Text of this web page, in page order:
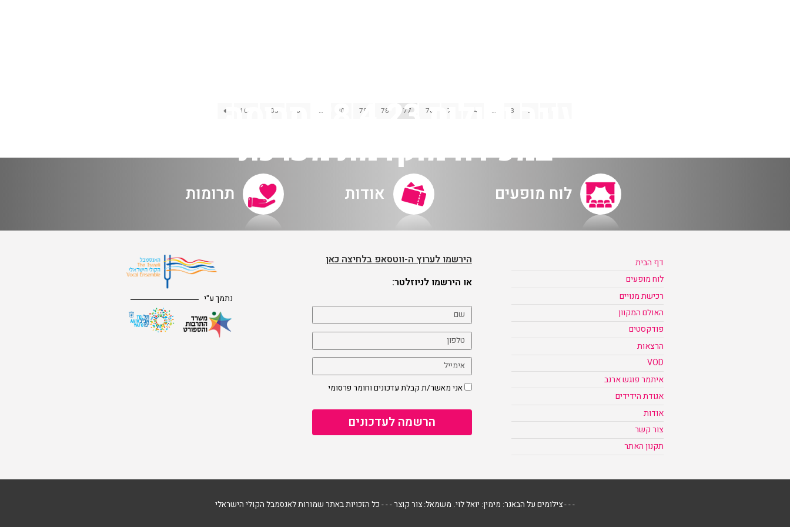
חגיגת עוגב וקולות 28.4.23 תרומה וכרטיס
במכירה מוקדמת מערכת
2
3
…
74
75
76
77
78
79
80
…
104
105
106
לוח מופעים אודות תרומות
דף הבית
לוח מופעים
רכישת מנויים
האולם המקוון
פודקסטים
הרצאות
VOD
איתמר פוגש ארנב
אגודת הידידים
אודות
צור קשר
תקנון האתר
הירשמו לערוץ ה-ווטסאפ בלחיצה כאן
או הירשמו לניוזלטר:
אני מאשר/ת קבלת עדכונים וחומר פרסומי
נתמך ע"י
- - - צילומים על הבאנר: מימין: יואל לוי. משמאל: צור קוצר - - - כל הזכויות באתר שמורות לאנסמבל הקולי הישראלי